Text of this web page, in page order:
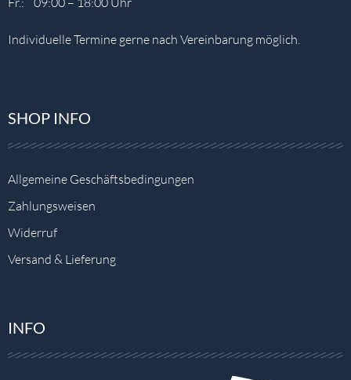
Individuelle Termine gerne nach Vereinbarung möglich.
SHOP INFO
Allgemeine Geschäftsbedingungen
Zahlungsweisen
Widerruf
Versand & Lieferung
INFO